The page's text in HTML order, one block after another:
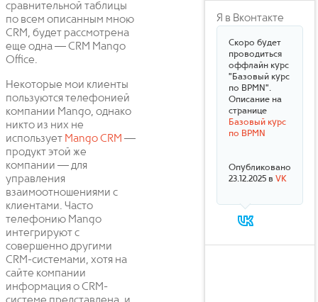
сравнительной таблицы
по всем описанным мною
CRM, будет рассмотрена
еще одна — CRM Mango
Office.
Некоторые мои клиенты
пользуются телефонией
компании Mango, однако
никто из них не
использует Mango CRM —
продукт этой же
компании — для
управления
взаимоотношениями с
клиентами. Часто
телефонию Mango
интегрируют с
совершенно другими
CRM-системами, хотя на
сайте компании
информация о CRM-
Я в Вконтакте
Скоро будет
проводиться
оффлайн курс
"Базовый курс
по BPMN".
Описание на
странице
Базовый курс
по BPMN
Опубликовано
23.12.2025 в VK